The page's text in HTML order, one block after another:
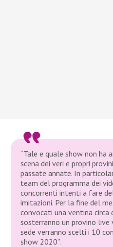
“Tale e quale show non ha
scena dei veri e propri
passate annate. In
team del programma dei
concorrenti intenti a fare
imitazioni. Per la fine del
convocati una ventina circa
sosterranno un provino live
sede verranno scelti i 10
show 2020”.